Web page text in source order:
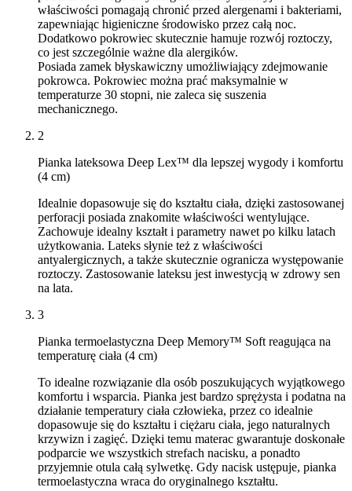
właściwości pomagają chronić przed alergenami i bakteriami,
zapewniając higieniczne środowisko przez całą noc.
Dodatkowo pokrowiec skutecznie hamuje rozwój roztoczy,
co jest szczególnie ważne dla alergików.
Posiada zamek błyskawiczny umożliwiający zdejmowanie
pokrowca. Pokrowiec można prać maksymalnie w
temperaturze 30 stopni, nie zaleca się suszenia
mechanicznego.
2
Pianka lateksowa Deep Lex™ dla lepszej wygody i komfortu
(4 cm)
Idealnie dopasowuje się do kształtu ciała, dzięki zastosowanej
perforacji posiada znakomite właściwości wentylujące.
Zachowuje idealny kształt i parametry nawet po kilku latach
użytkowania. Lateks słynie też z właściwości
antyalergicznych, a także skutecznie ogranicza występowanie
roztoczy. Zastosowanie lateksu jest inwestycją w zdrowy sen
na lata.
3
Pianka termoelastyczna Deep Memory™ Soft reagująca na
temperaturę ciała (4 cm)
To idealne rozwiązanie dla osób poszukujących wyjątkowego
komfortu i wsparcia. Pianka jest bardzo sprężysta i podatna na
działanie temperatury ciała człowieka, przez co idealnie
dopasowuje się do kształtu i ciężaru ciała, jego naturalnych
krzywizn i zagięć. Dzięki temu materac gwarantuje doskonałe
podparcie we wszystkich strefach nacisku, a ponadto
przyjemnie otula całą sylwetkę. Gdy nacisk ustępuje, pianka
termoelastyczna wraca do oryginalnego kształtu.